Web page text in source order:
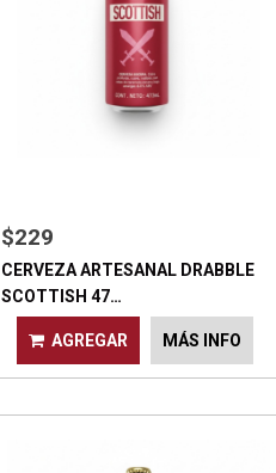
$229
CERVEZA ARTESANAL DRABBLE
SCOTTISH 47…
AGREGAR MÁS INFO